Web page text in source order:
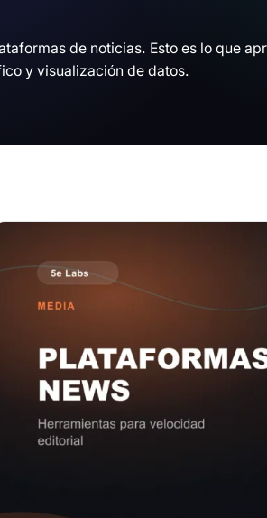
de noticias. Esto es lo que
y visualización de datos.